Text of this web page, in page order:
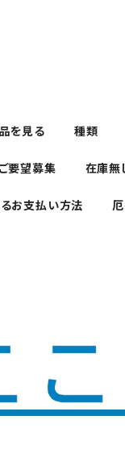
を見る 種類
要望募集 在庫無
お支払い方法